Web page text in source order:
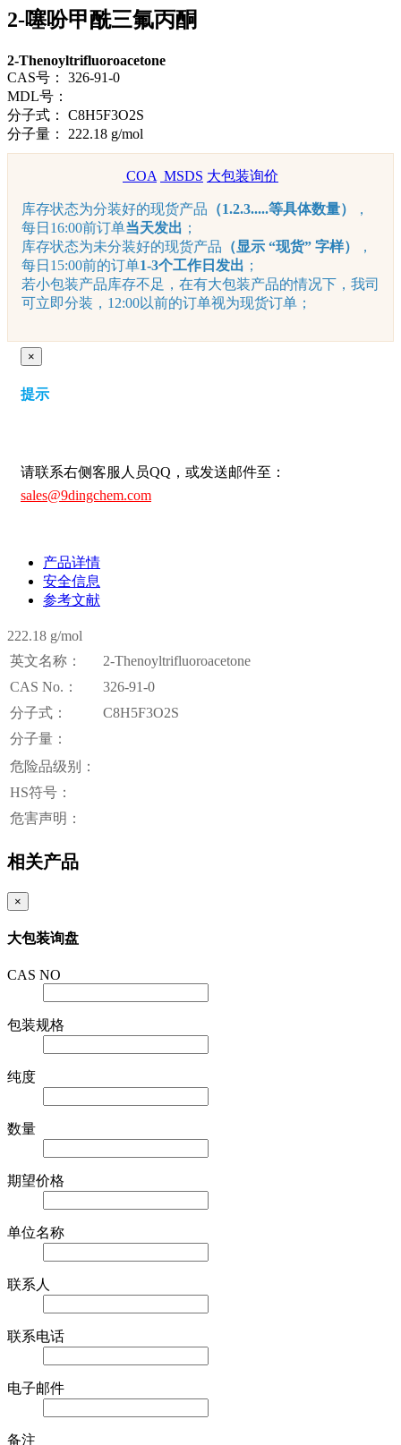
2-噻吩甲酰三氟丙酮
2-Thenoyltrifluoroacetone
CAS号：
326-91-0
MDL号：
分子式：
C8H5F3O2S
分子量：
222.18 g/mol
COA MSDS 大包装询价
库存状态为分装好的现货产品 （1.2.3.....等具体数量）
，
每日16:00前订单当天发出 ；
库存状态为未分装好的现货产品 （显示 “现货” 字样）
，
每日15:00前的订单1-3个工作日发出 ；
若小包装产品库存不足，在有大包装产品的情况下，我司
可立即分装，12:00以前的订单视为现货订单；
×
提示
请联系右侧客服人员QQ，或发送邮件至：
sales@9dingchem.com
产品详情
安全信息
参考文献
222.18 g/mol
英文名称：
2-Thenoyltrifluoroacetone
CAS No.：
326-91-0
分子式：
C8H5F3O2S
分子量：
危险品级别：
HS符号：
危害声明：
相关产品
×
大包装询盘
CAS NO
包装规格
纯度
数量
期望价格
单位名称
联系人
联系电话
电子邮件
备注